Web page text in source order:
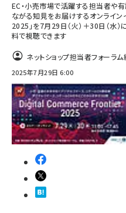
EC・小売市場で活躍する担当者や
ながる知見をお届けするオンライ
2025」を7月29日（火）＋30日（水
料で視聴できます
ネットショップ担当者フォーラ
2025年7月29日 6:00